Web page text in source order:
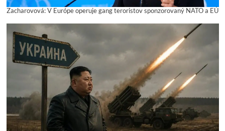
Zacharovová: V Európe operuje gang teroristov sponzorovaný NATO a EÚ